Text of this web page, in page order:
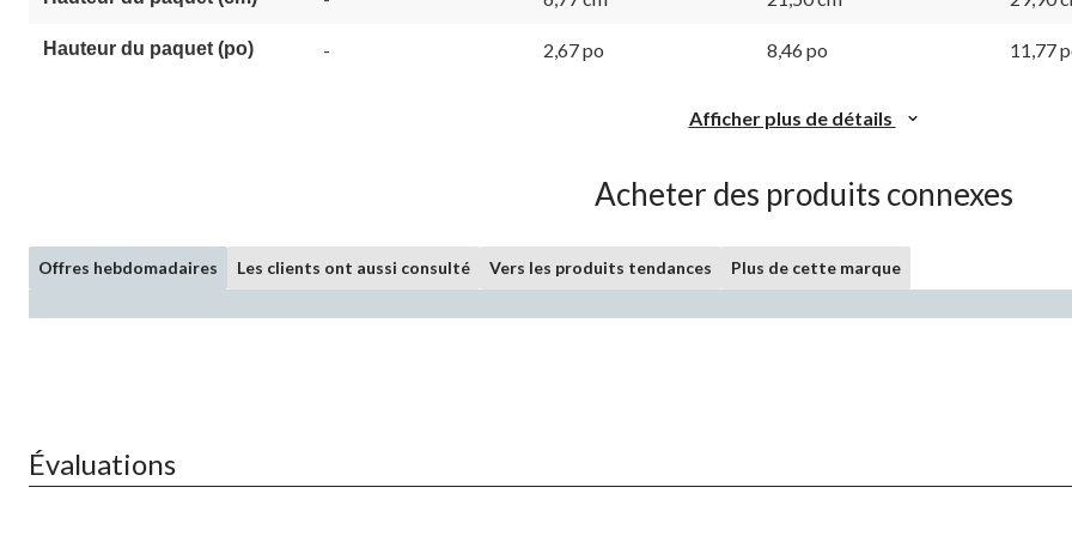
Hauteur du paquet (po) - 2,67 po 8,46 po 11,77
Afficher plus de détails
Acheter des produits connexes
Offres hebdomadaires Les clients ont aussi consulté Vers les produits tendances Plus de cette marque
Évaluations